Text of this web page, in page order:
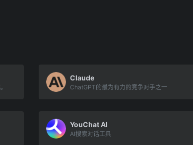
Claude
ChatGPT的最为有力的竞争对手之一
YouChat AI
AI搜索对话工具